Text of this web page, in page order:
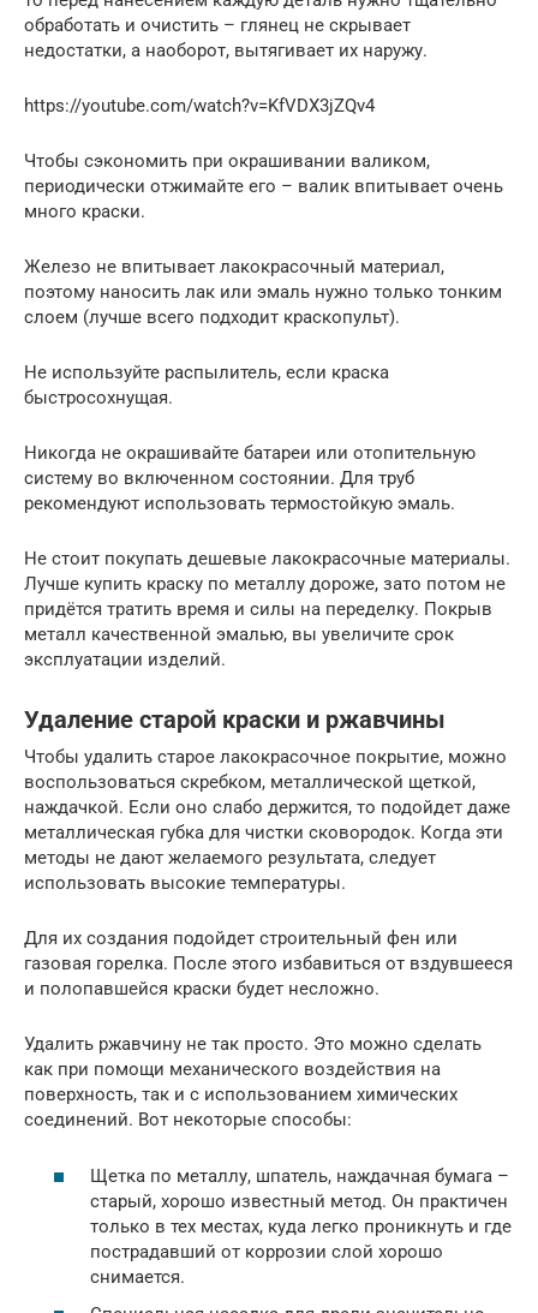
обработать и очистить – глянец не скрывает
недостатки, а наоборот, вытягивает их наружу.
https://youtube.com/watch?v=KfVDX3jZQv4
Чтобы сэкономить при окрашивании валиком,
периодически отжимайте его – валик впитывает очень
много краски.
Железо не впитывает лакокрасочный материал,
поэтому наносить лак или эмаль нужно только тонким
слоем (лучше всего подходит краскопульт).
Не используйте распылитель, если краска
быстросохнущая.
Никогда не окрашивайте батареи или отопительную
систему во включенном состоянии. Для труб
рекомендуют использовать термостойкую эмаль.
Не стоит покупать дешевые лакокрасочные материалы.
Лучше купить краску по металлу дороже, зато потом не
придётся тратить время и силы на переделку. Покрыв
металл качественной эмалью, вы увеличите срок
эксплуатации изделий.
Удаление старой краски и ржавчины
Чтобы удалить старое лакокрасочное покрытие, можно
воспользоваться скребком, металлической щеткой,
наждачкой. Если оно слабо держится, то подойдет даже
металлическая губка для чистки сковородок. Когда эти
методы не дают желаемого результата, следует
использовать высокие температуры.
Для их создания подойдет строительный фен или
газовая горелка. После этого избавиться от вздувшееся
и полопавшейся краски будет несложно.
Удалить ржавчину не так просто. Это можно сделать
как при помощи механического воздействия на
поверхность, так и с использованием химических
соединений. Вот некоторые способы:
Щетка по металлу, шпатель, наждачная бумага –
старый, хорошо известный метод. Он практичен
только в тех местах, куда легко проникнуть и где
пострадавший от коррозии слой хорошо
снимается.